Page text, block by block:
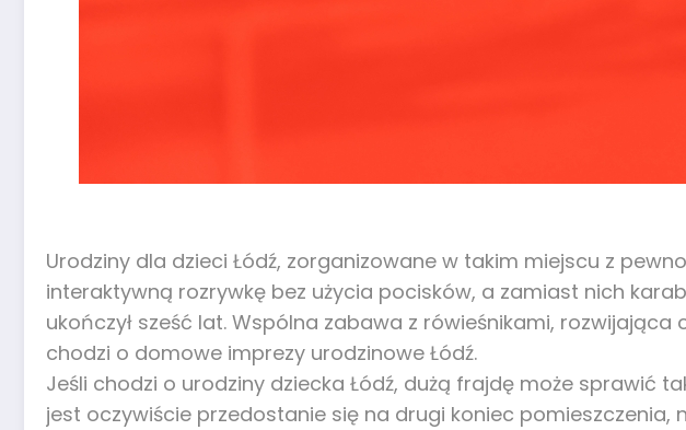
Urodziny dla dzieci Łódź, zorganizowane w takim miejscu z
interaktywną rozrywkę bez użycia pocisków, a zamiast nich
ukończył sześć lat. Wspólna zabawa z rówieśnikami,
chodzi o domowe imprezy urodzinowe Łódź.
Jeśli chodzi o urodziny dziecka Łódź, dużą frajdę może sprawić
jest oczywiście przedostanie się na drugi koniec